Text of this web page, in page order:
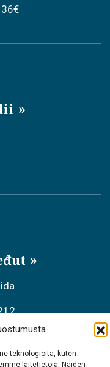
teknologioita, kuten
laitetietoja. Näiden